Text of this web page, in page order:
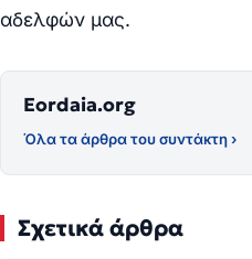
αδελφών μας.
Eordaia.org
Όλα τα άρθρα του συντάκτη ›
Σχετικά άρθρα